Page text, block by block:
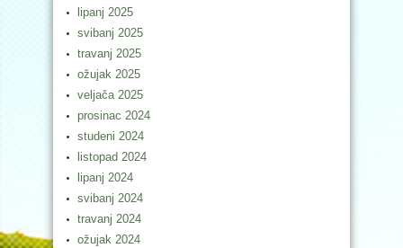
lipanj 2025
svibanj 2025
travanj 2025
ožujak 2025
veljača 2025
prosinac 2024
studeni 2024
listopad 2024
lipanj 2024
svibanj 2024
travanj 2024
ožujak 2024